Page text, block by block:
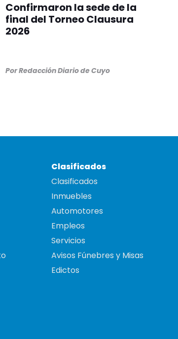
Confirmaron la sede de la
final del Torneo Clausura
2026
PorRedacción Diario de Cuyo
Clasificados
Clasificados
Inmuebles
Automotores
Empleos
Servicios
Avisos Fúnebres y Misas
Edictos